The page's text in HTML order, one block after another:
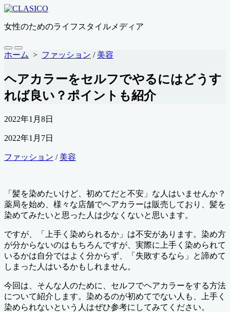
コ
テ
ツ
キ
ッ
女性のためのライフスタイルメディア
検
索
り
替
え
メ
ニ
ー
ホーム > ファッション / 美容
ヘアカラーをセルフでやるにはどうす
れば良い？ポイントも紹介
公
日
2022年1月8日
最
更
2022年1月7日
カ
リ
ー
ファッション / 美容
「髪を染めたいけど、初めてだと不安」な人はいませんか？
薬局を始め、様々な店舗でヘアカラーは販売しており、髪を
染めてみたいと思った人は少なくないと思います。
ですが、「上手く染められるか」は不安があります。染め方
が分からないのはもちろんですが、実際に上手く染められて
いるかは自分ではよく分からず、「失敗するなら」と諦めて
しまった人はいるかもしれません。
今回は、そんな人のために、セルフでヘアカラーをする方法
について紹介します。染めるのが初めてでない人も、上手く
染められないという人はぜひ参考にしてみてください。